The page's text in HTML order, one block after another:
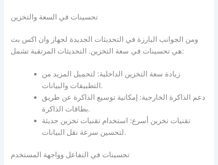
تحسينات في السعة والتخزين
ومن الجوانب البارزة في التحديثات الجديدة لجهاز وان اكس بت
هي تحسينات في سعة التخزين. التحديثات المرتقبة تشمل:
زيادة سعة التخزين الداخلية: لتحميل المزيد من
التطبيقات والبيانات.
دعم الذاكرة الخارجية: إمكانية توسيع الذاكرة عن طريق
بطاقات الذاكرة.
تقنيات تخزين أسرع: استخدام تقنيات تخزين حديثة
لتحسين سرعة نقل البيانات.
تحسينات في التفاعل وواجهة المستخدم